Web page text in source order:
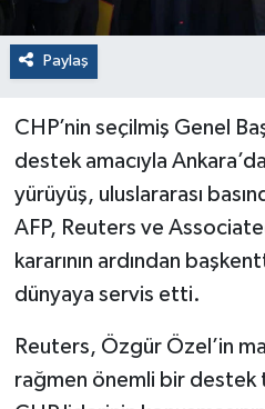
Paylaş
CHP’nin seçilmiş Genel
destek amacıyla
yürüyüş, uluslararası
AFP, Reuters ve
kararının ardından
dünyaya servis etti.
Reuters, Özgür Özel’in
rağmen önemli bir destek